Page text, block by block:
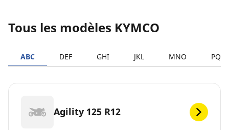
Tous les modèles KYMCO
ABC DEF GHI JKL MNO PQRS
Agility 125 R12